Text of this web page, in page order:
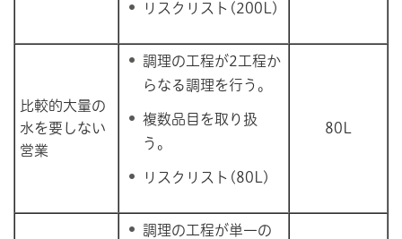
リスクリスト(200L)
比較的大量の
水を要しない
営業
調理の工程が2工程か
らなる調理を行う。
複数品目を取り扱
う。
リスクリスト(80L)
80L
調理の工程が単一の